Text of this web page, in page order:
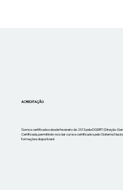
ACREDITAÇÃO
Somos certificados desde fevereiro de 2013 pela DGERT (Direção-
Certificada, permitindo-nos dar cursos certificados pelo Sistema
formações disponíveis!